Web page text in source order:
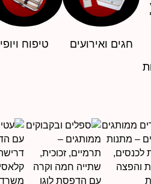
חגים ואירועים טיפוח ויופי